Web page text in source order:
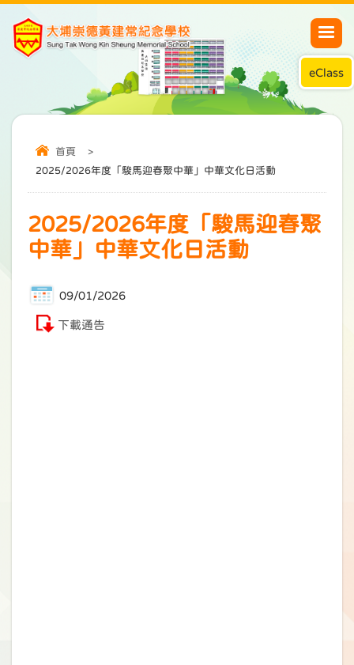
eClass
首頁
>
2025/2026年度「駿馬迎春聚中華」中華文化日活動
2025/2026年度「駿馬迎春聚
中華」中華文化日活動
09/01/2026
下載通告